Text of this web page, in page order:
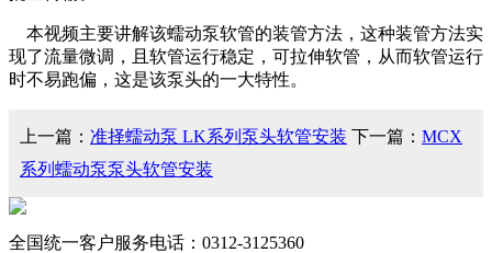
本视频主要讲解该蠕动泵软管的装管方法，这种装管方法实
现了流量微调，且软管运行稳定，可拉伸软管，从而软管运行
时不易跑偏，这是该泵头的一大特性。
上一篇： 准择蠕动泵 LK系列泵头软管安装 下一篇： MCX
系列蠕动泵泵头软管安装
全国统一客户服务电话： 0312-3125360